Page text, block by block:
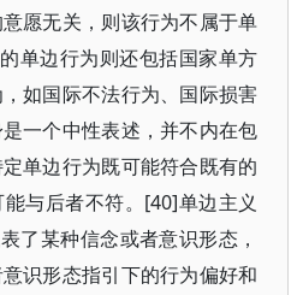
愿无关，则该行为不属于单
单边行为则还包括国家单方
如国际不法行为、国际损害
一个中性表述，并不内在包
单边行为既可能符合既有的
与后者不符。[40]单边主义
了某种信念或者意识形态，
识形态指引下的行为偏好和